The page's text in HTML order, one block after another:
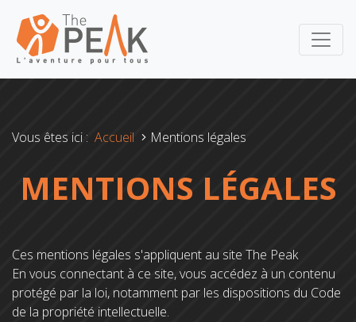
Vous êtes ici : Accueil Mentions légales
MENTIONS LÉGALES
Ces mentions légales s'appliquent au site The Peak
En vous connectant à ce site, vous accédez à un contenu
protégé par la loi, notamment par les dispositions du Code
de la propriété intellectuelle.